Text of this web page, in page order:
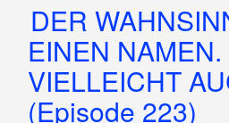
DER
EINEN NAMEN.
VIELLEICHT
(Episode 223)